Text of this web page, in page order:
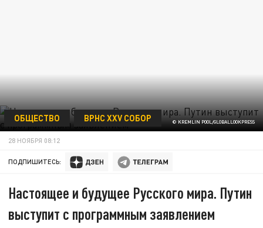
© KREMLIN POOL/GLOBALLOOKPRESS
ОБЩЕСТВО ВРНС XXV СОБОР
28 НОЯБРЯ 08:12
ПОДПИШИТЕСЬ:
Настоящее и будущее Русского мира. Путин
выступит с программным заявлением